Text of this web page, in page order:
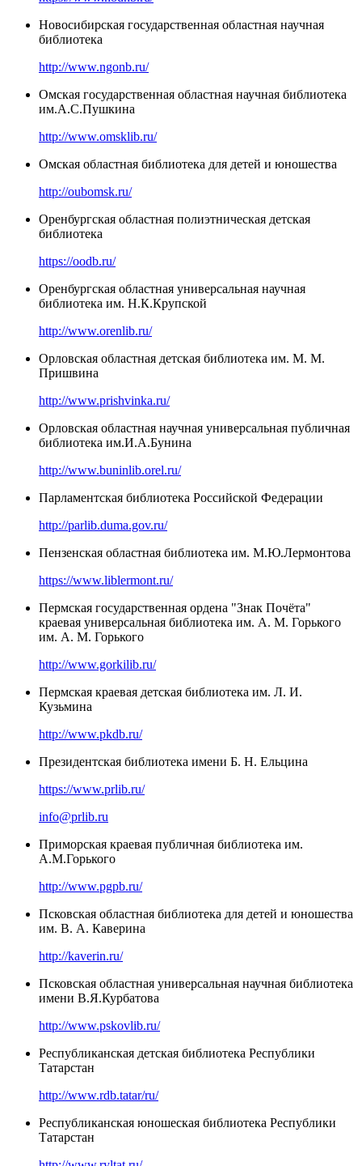
Новосибирская государственная областная научная
библиотека
http://www.ngonb.ru/
Омская государственная областная научная библиотека
им.А.С.Пушкина
http://www.omsklib.ru/
Омская областная библиотека для детей и юношества
http://oubomsk.ru/
Оренбургская областная полиэтническая детская
библиотека
https://oodb.ru/
Оренбургская областная универсальная научная
библиотека им. Н.К.Крупской
http://www.orenlib.ru/
Орловская областная детская библиотека им. М. М.
Пришвина
http://www.prishvinka.ru/
Орловская областная научная универсальная публичная
библиотека им.И.А.Бунина
http://www.buninlib.orel.ru/
Парламентская библиотека Российской Федерации
http://parlib.duma.gov.ru/
Пензенская областная библиотека им. М.Ю.Лермонтова
https://www.liblermont.ru/
Пермская государственная ордена "Знак Почёта"
краевая универсальная библиотека им. А. М. Горького
им. А. М. Горького
http://www.gorkilib.ru/
Пермская краевая детская библиотека им. Л. И.
Кузьмина
http://www.pkdb.ru/
Президентская библиотека имени Б. Н. Ельцина
https://www.prlib.ru/
info@prlib.ru
Приморская краевая публичная библиотека им.
А.М.Горького
http://www.pgpb.ru/
Псковская областная библиотека для детей и юношества
им. В. А. Каверина
http://kaverin.ru/
Псковская областная универсальная научная библиотека
имени В.Я.Курбатова
http://www.pskovlib.ru/
Республиканская детская библиотека Республики
Татарстан
http://www.rdb.tatar/ru/
Республиканская юношеская библиотека Республики
Татарстан